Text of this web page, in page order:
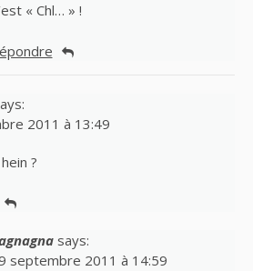
« Chl… » !
2011 à 13:49
?
says:
septembre 2011 à 14:59